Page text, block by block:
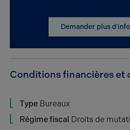
Demander plus
Conditions financières et
Type Bureaux
Régime fiscal Droits de